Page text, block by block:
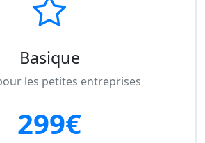
Basique
les petites entreprises
299€